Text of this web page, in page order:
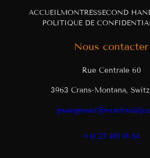
ACCUEILMONTRESSECOND
POLITIQUE DE
Nous contacter
Rue Centrale 60
3963 Crans-Montana,
+41 27 481 18 54